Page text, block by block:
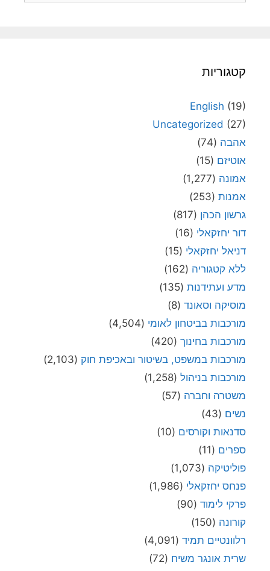
קטגוריות
English (19)
Uncategorized (27)
אהבה (74)
אוטיזם (15)
אמונה (1,277)
אמנות (253)
גרשון הכהן (817)
דור יחזקאלי (16)
דניאל יחזקאלי (15)
ללא קטגוריה (162)
מדע ועתידנות (135)
מוסיקה וסאונד (8)
מורכבות בביטחון לאומי (4,504)
מורכבות בחינוך (420)
מורכבות במשפט, בשיטור ובאכיפת חוק (2,103)
מורכבות בניהול (1,258)
משטרה וחברה (57)
נשים (43)
סדנאות וקורסים (10)
ספרים (11)
פוליטיקה (1,073)
פנחס יחזקאלי (1,986)
פרקי לימוד (90)
קורונה (150)
רלוונטיים תמיד (4,091)
שרית אונגר משיח (72)